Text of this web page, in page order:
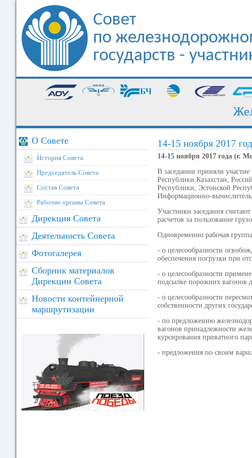
Совет
по
государств -
О Совете
История Совета
Председатель Совета
Состав Совета
Рабочие органы Совета
Дирекция Совета
Деятельность Совета
Фотогалерея
Сборник материалов
Дирекции Совета
Новости контейнерной
маршрутизации
14-15 ноября 2017
14-15 ноября 2017 года (г.
В заседании приняли
Республики Казахстан,
Республики, Эстонской
Информационно-
Участники заседания
расчетов за пользование
Одновременно рабочая
- о целесообразности
обеспечения погрузки при
- о целесообразности
подсылке порожних вагонов
- о целесообразности
собственности других
- по предложению
вагонов принадлежности
курсирования приватного
- предложения по своим